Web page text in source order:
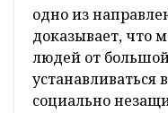
одно из
доказывает, что
людей от
устанавливаться
социально